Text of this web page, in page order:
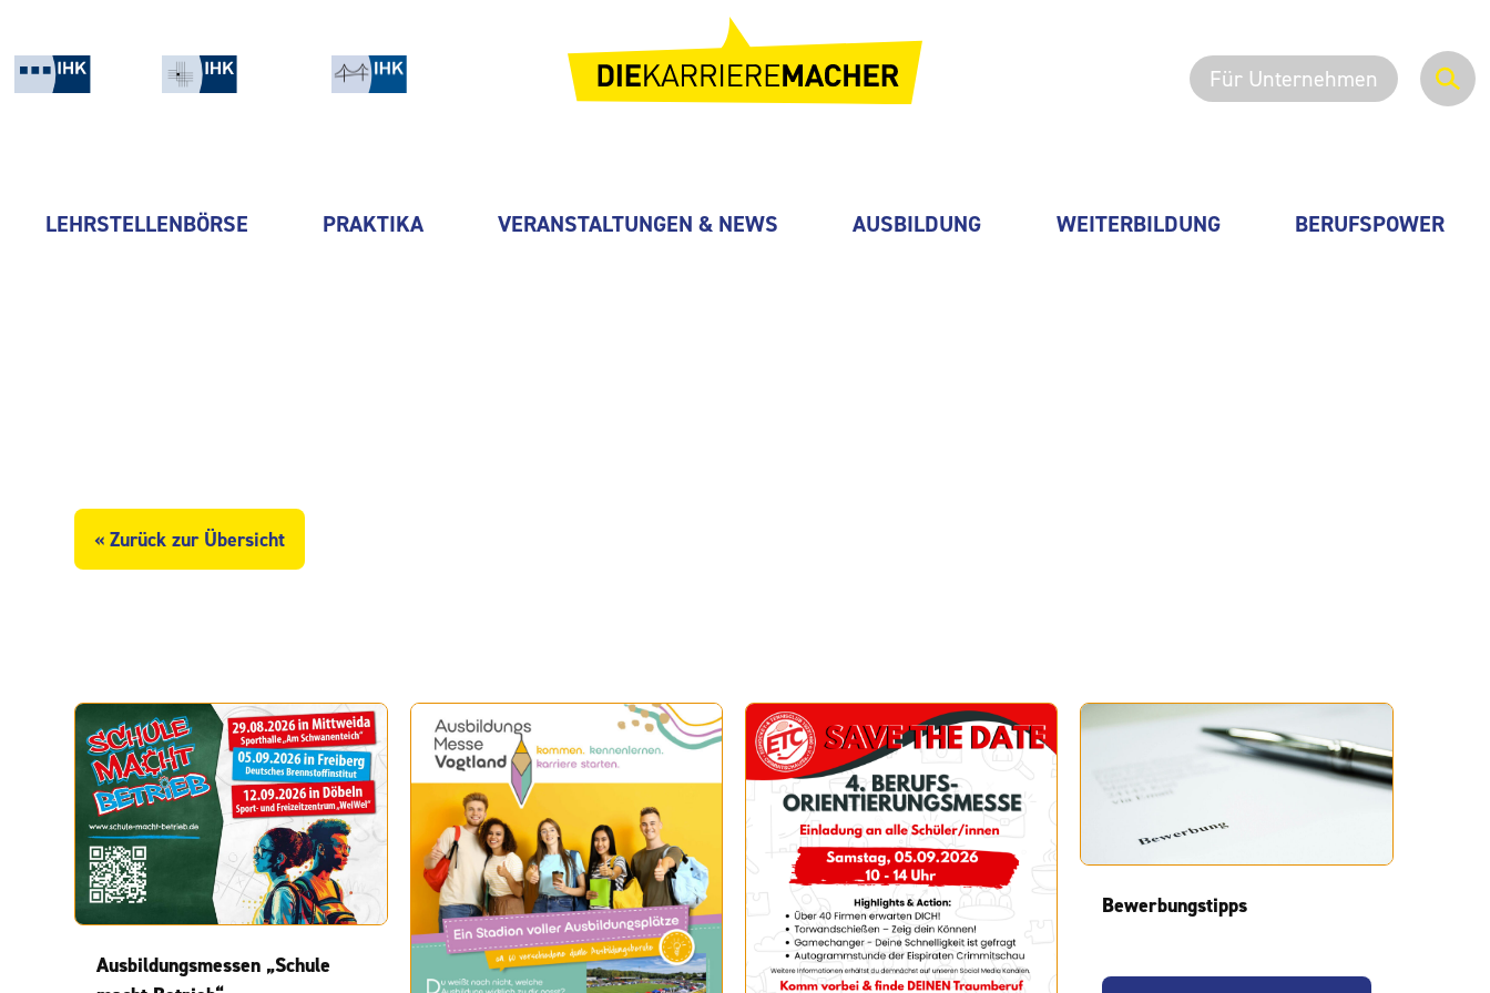
Für Unternehmen
LEHRSTELLENBÖRSE PRAKTIKA VERANSTALTUNGEN & NEWS AUSBILDUNG WEITERBILDUNG BERUFSPOWER
« Zurück zur Übersicht
Ausbildungsmessen „Schule
Bewerbungstipps